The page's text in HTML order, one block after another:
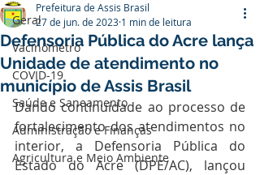
Geral
Vacinômetro
COVID-19
Saúde e Saneamento
Administração e Finanças
Agricultura e Meio Ambiente
Defensoria Pública do Acre lança
Unidade de atendimento no
município de Assis Brasil
Prefeitura de Assis Brasil
27 de jun. de 2023 1 min de leitura
Dando continuidade ao processo de
fortalecimento dos atendimentos no
interior, a Defensoria Pública do
Estado do Acre (DPE/AC), lançou